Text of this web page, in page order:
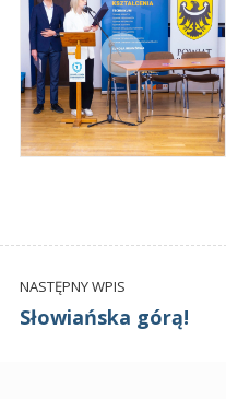
NASTĘPNY WPIS
Słowiańska górą!